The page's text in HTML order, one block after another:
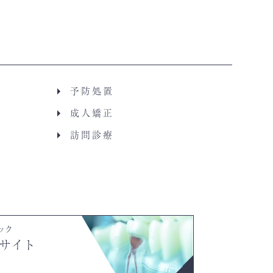
予防処置
成人矯正
訪問診療
ク
イト